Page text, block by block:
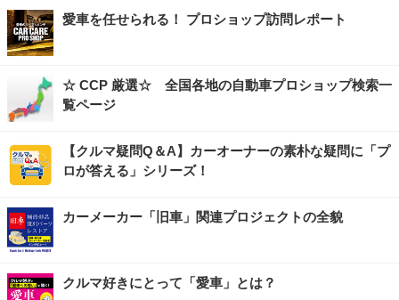
愛車を任せられる！ プロショップ訪問レポート
☆ CCP 厳選☆ 全国各地の自動車プロショップ検索一
覧ページ
【クルマ疑問Q＆A】カーオーナーの素朴な疑問に「プ
ロが答える」シリーズ！
カーメーカー「旧車」関連プロジェクトの全貌
クルマ好きにとって「愛車」とは？